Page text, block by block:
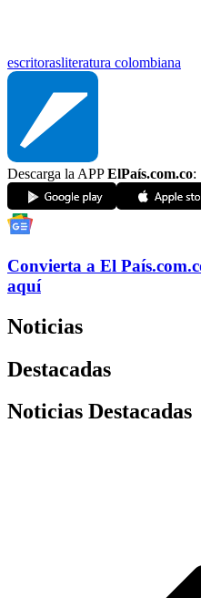
escritorasliteratura colombiana
Descarga la APPElPaís.com.co:
Convierta a El País
aquí
Noticias
Destacadas
Noticias Destacadas